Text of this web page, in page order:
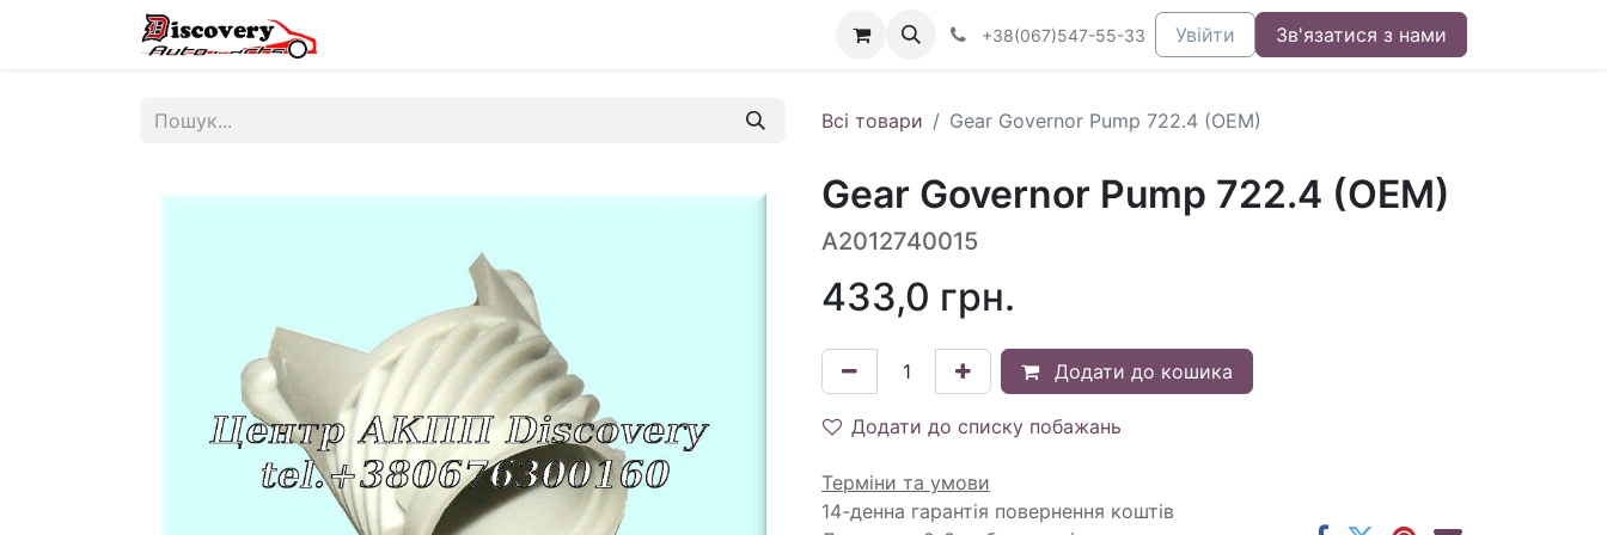
+38(067)547-55-33 Увійти Зв'язатися з нами
Всі товари Gear Governor Pump 722.4 (OEM)
Gear Governor Pump 722.4 (OEM)
A2012740015
433,0 грн.
Додати до кошика
Додати до списку побажань
Терміни та умови
14-денна гарантія повернення коштів